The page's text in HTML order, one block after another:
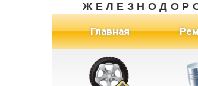
Главная(current)